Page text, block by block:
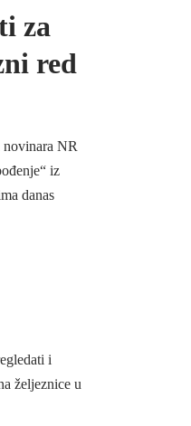
za
red
novinara NR
iz
danas
i
željeznice u